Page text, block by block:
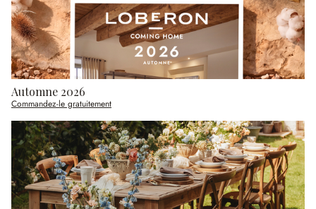
Automne 2026
Commandez-le gratuitement